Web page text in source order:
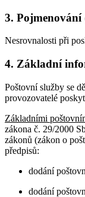
3. Pojmenování
Nesrovnalosti při
4. Základní
Poštovní služby se
provozovatelé
Základními
zákona č. 29/2000
zákonů (zákon o
předpisů:
dodání
dodání